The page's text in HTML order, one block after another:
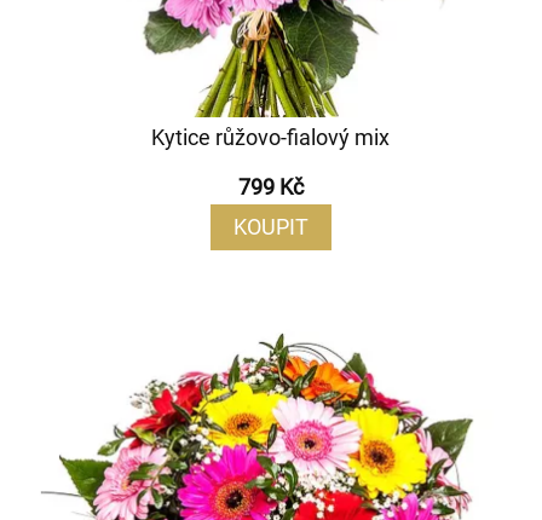
Kytice růžovo-fialový mix
799 Kč
KOUPIT